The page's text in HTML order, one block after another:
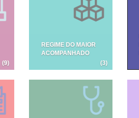
(9)
REGIME DO MAIOR
ACOMPANHADO
(3)